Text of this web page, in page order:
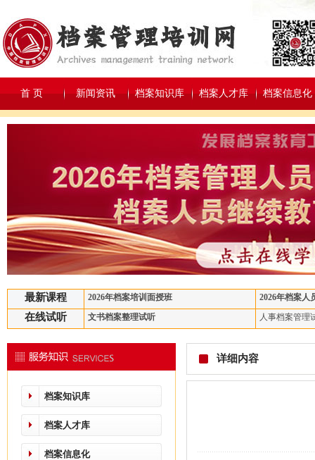
首 页 新闻资讯 档案知识库 档案人才库 档案信息化
最新课程 2026年档案培训面授班 2026年档案人
在线试听 文书档案整理试听 人事档案管理
档案知识库
档案人才库
档案信息化
详细内容